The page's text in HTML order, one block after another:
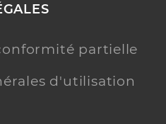
partielle
d'utilisation